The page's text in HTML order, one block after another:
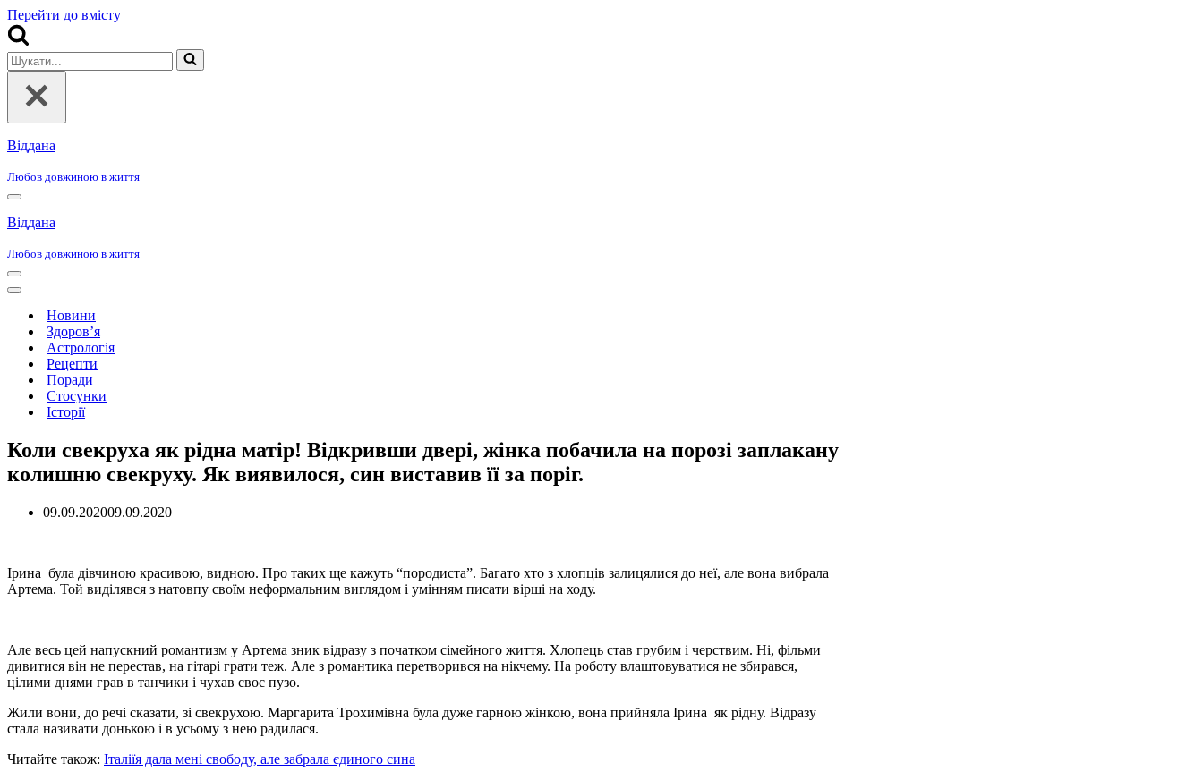
Перейти до вмісту
Шукати...
Віддана
Любов довжиною в життя
Меню
навігації
Віддана
Любов довжиною в життя
Меню
навігації
Меню
навігаціїНовини
Здоров’я
Астрологія
Рецепти
Поради
Стосунки
Історії
Коли свекруха як рідна матір! Відкривши двері, жінка побачила на порозі заплакану
колишню свекруху. Як виявилося, син виставив її за поріг.
09.09.202009.09.2020
Ірина була дівчиною красивою, видною. Про таких ще кажуть “породиста”. Багато хто з хлопців залицялися до неї, але вона вибрала
Артема. Той виділявся з натовпу своїм неформальним виглядом і умінням писати вірші на ходу.
Але весь цей напускний романтизм у Артема зник відразу з початком сімейного життя. Хлопець став грубим і черствим. Ні, фільми
дивитися він не перестав, на гітарі грати теж. Але з романтика перетворився на нікчему. На роботу влаштовуватися не збирався,
цілими днями грав в танчики і чухав своє пузо.
Жили вони, до речі сказати, зі свекрухою. Маргарита Трохимівна була дуже гарною жінкою, вона прийняла Ірина як рідну. Відразу
стала називати донькою і в усьому з нею радилася.
Читайте також: Італіїя дала мені свободу, але забрала єдиного сина